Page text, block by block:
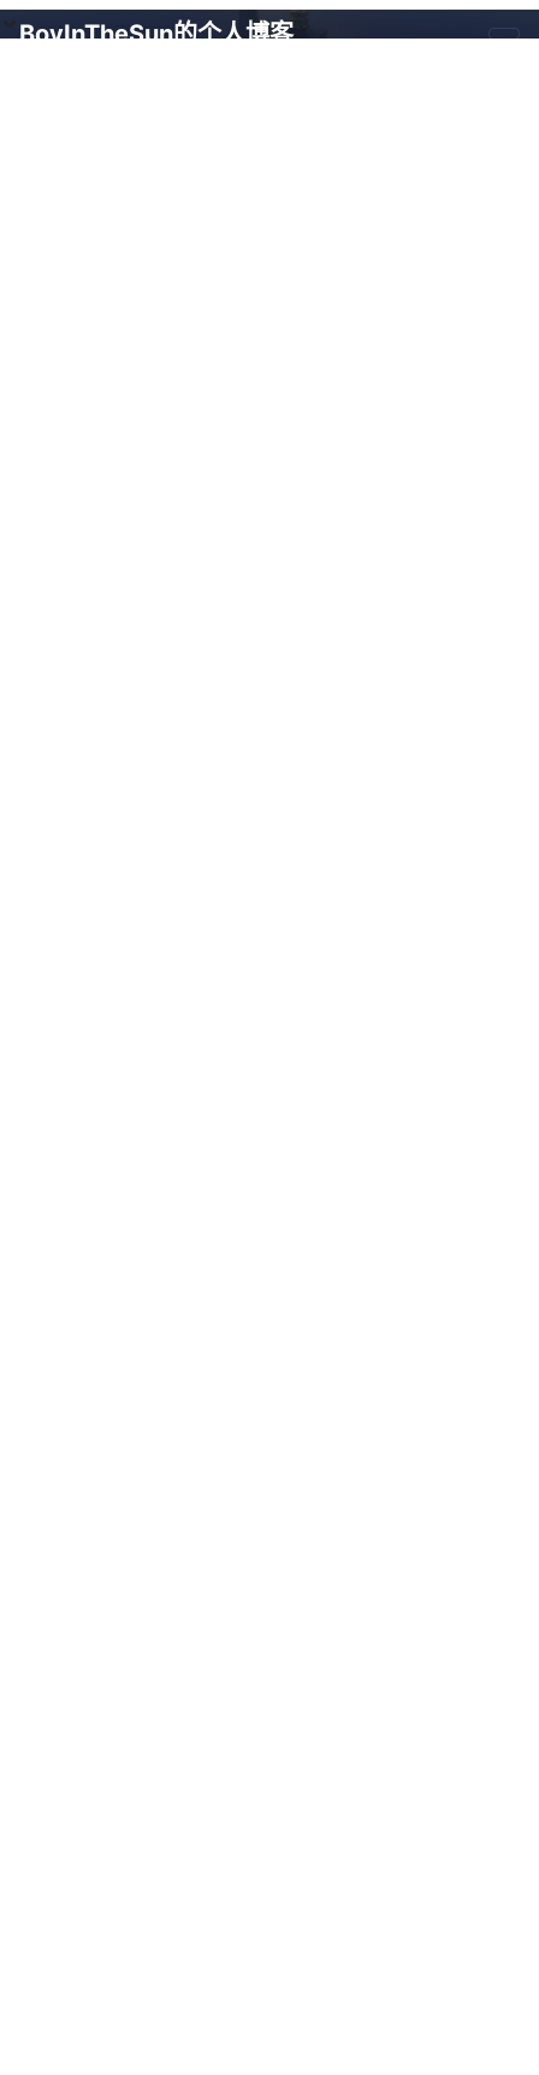
BoyInTheSun的个人博客